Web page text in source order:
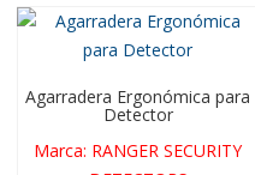
Agarradera Ergonómica para
Detector
Marca: RANGER SECURITY